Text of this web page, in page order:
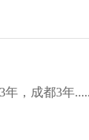
，成都3年